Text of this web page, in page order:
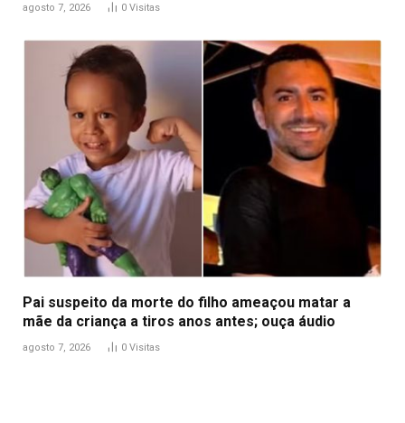
agosto 7, 2026 0 Visitas
Pai suspeito da morte do filho ameaçou matar a
mãe da criança a tiros anos antes; ouça áudio
agosto 7, 2026 0 Visitas